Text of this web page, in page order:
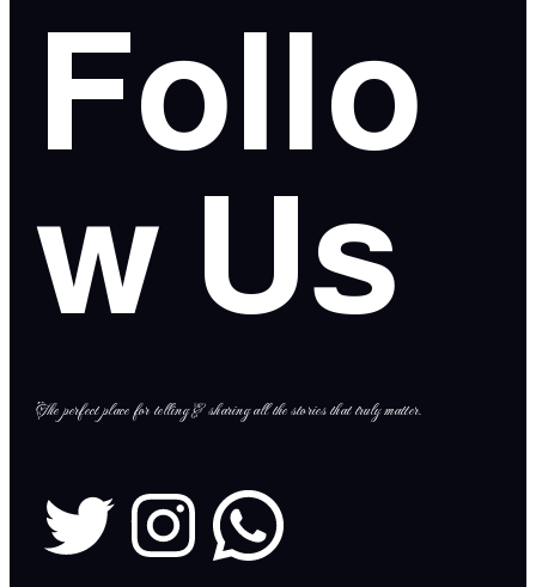
Follo
w Us
The perfect place for telling & sharing all the stories that truly matter.